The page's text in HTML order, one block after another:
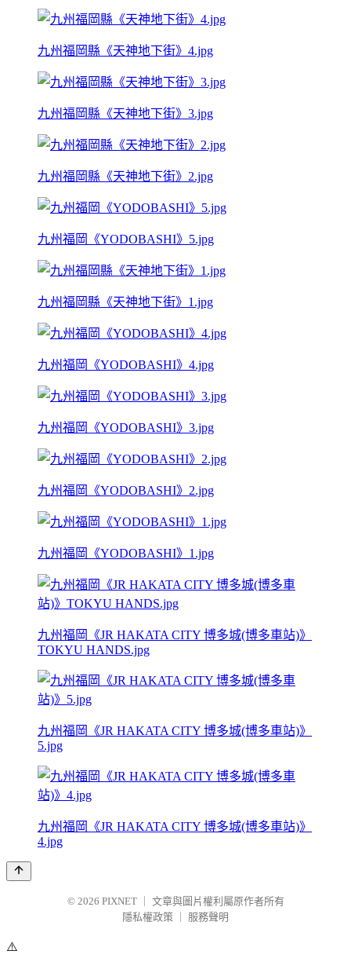
九州福岡縣《天神地下街》4.jpg
九州福岡縣《天神地下街》3.jpg
九州福岡縣《天神地下街》2.jpg
九州福岡《YODOBASHI》5.jpg
九州福岡縣《天神地下街》1.jpg
九州福岡《YODOBASHI》4.jpg
九州福岡《YODOBASHI》3.jpg
九州福岡《YODOBASHI》2.jpg
九州福岡《YODOBASHI》1.jpg
九州福岡《JR HAKATA CITY 博多城(博多車站)》
TOKYU HANDS.jpg
九州福岡《JR HAKATA CITY 博多城(博多車站)》
5.jpg
九州福岡《JR HAKATA CITY 博多城(博多車站)》
4.jpg
© 2026 PIXNET
文章與圖片權利屬原作者所有
隱私權政策
服務聲明
⚠️